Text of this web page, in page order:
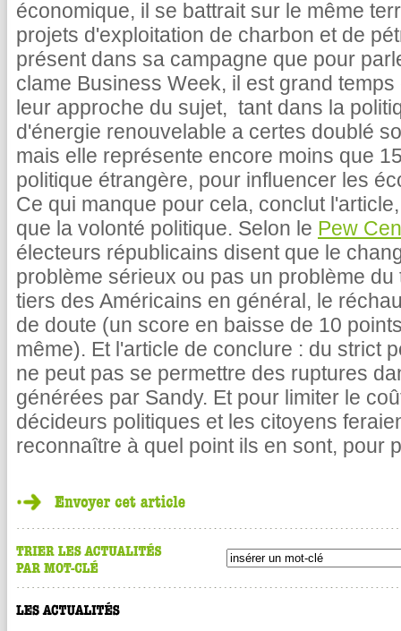
économique, il se battrait sur le même
projets d'exploitation de charbon et de
présent dans sa campagne que pour
clame Business Week, il est grand
leur approche du sujet, tant dans la
d'énergie renouvelable a certes doublé
mais elle représente encore moins que
politique étrangère, pour influencer les
Ce qui manque pour cela, conclut
que la volonté politique. Selon le Pew
électeurs républicains disent que le
problème sérieux ou pas un problème
tiers des Américains en général, le
de doute (un score en baisse de 10
même). Et l'article de conclure : du strict
ne peut pas se permettre des ruptures
générées par Sandy. Et pour limiter le
décideurs politiques et les citoyens
reconnaître à quel point ils en sont, pour